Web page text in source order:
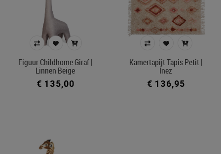
Sierkussen
Wekker slaaptrainer
Figuur Childhome Giraf |
Linnen Beige
€ 135,00
Kamertapijt Tapis Petit |
Inez
€ 136,95